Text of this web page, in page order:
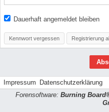
Dauerhaft angemeldet bleiben
Kennwort vergessen Registrierung
Impressum
Datenschutzerklärung
Forensoftware: Burning